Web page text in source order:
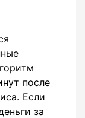
после
Если
за